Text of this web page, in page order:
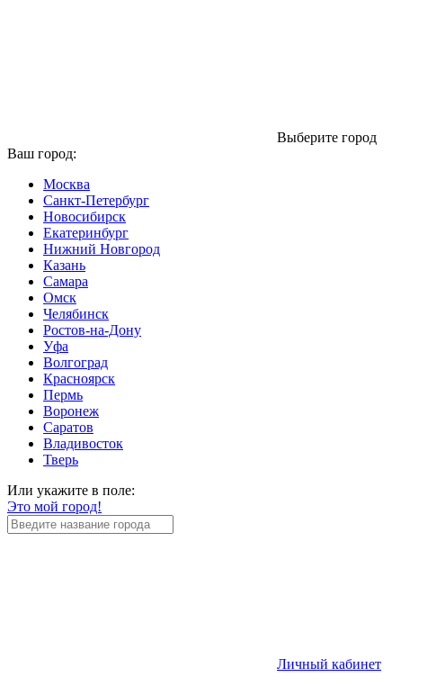
Выберите город
Ваш город:
Москва
Санкт-Петербург
Новосибирск
Екатеринбург
Нижний Новгород
Казань
Самара
Омск
Челябинск
Ростов-на-Дону
Уфа
Волгоград
Красноярск
Пермь
Воронеж
Саратов
Владивосток
Тверь
Или укажите в поле:
Это мой город!
Личный кабинет